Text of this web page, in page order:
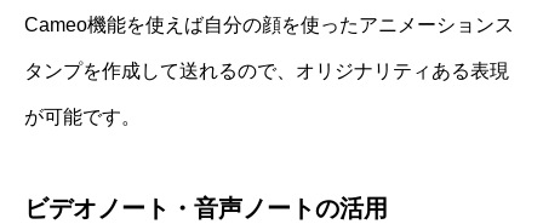
Cameo機能を使えば自分の顔を使ったアニメーションス
タンプを作成して送れるので、オリジナリティある表現
が可能です。
ビデオノート・音声ノートの活用